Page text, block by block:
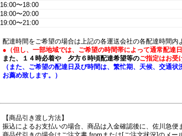
16:00〜18:00
18:00〜20:00
19:00〜21:00
配達時間をご希望の場合は上記の各運送会社の各配達時間内
●（但し、一部地域では、ご希望の時間帯によって通常配達
また、１４時必着や 夕方６時頃配達希望等のご指定はお受
（また、ご希望の配達日及び時間は、繁忙期、天候、交通
お薦め致します。）
【商品引き渡し方法】
振込によるお支払いの場合、商品は入金確認後に、佐川急便